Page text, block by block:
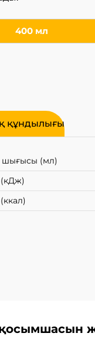
400 мл
құндылығы
шығысы (мл)